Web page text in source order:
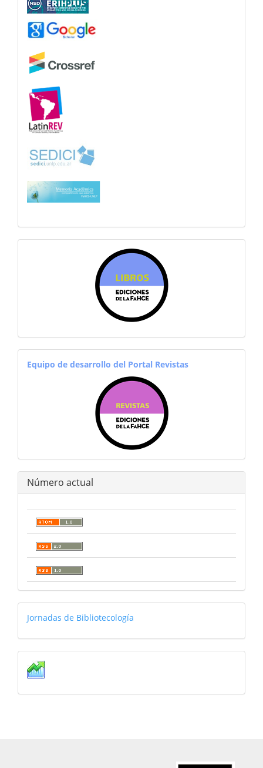
equiporevistas
Equipo de desarrollo del Portal Revistas
Número actual
jornadas
Jornadas de Bibliotecología
Estadísticas